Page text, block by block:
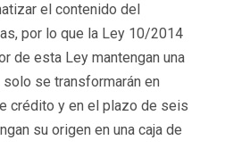
el contenido del
por lo que la Ley 10/2014
de esta Ley mantengan una
se transformarán en
crédito y en el plazo de seis
su origen en una caja de